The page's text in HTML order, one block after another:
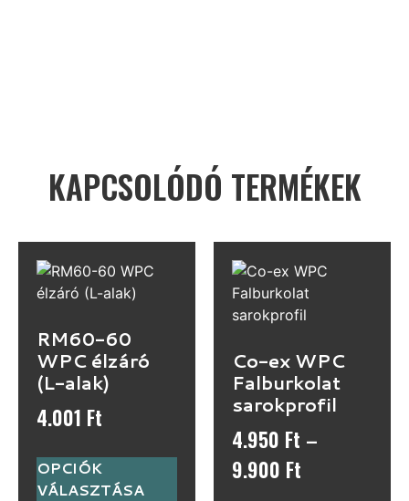
KAPCSOLÓDÓ TERMÉKEK
RM60-60
WPC élzáró
(L-alak)
4.001 Ft
OPCIÓK
VÁLASZTÁSA
Co-ex WPC
Falburkolat
sarokprofil
4.950 Ft –
9.900 Ft